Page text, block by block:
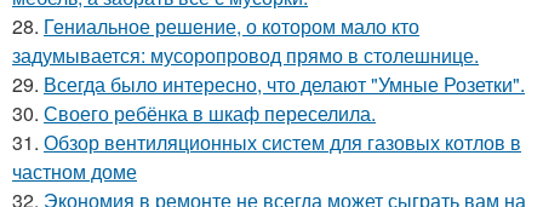
28. Гениальное решение, о котором мало кто
задумывается: мусоропровод прямо в столешнице.
29. Всегда было интересно, что делают "Умные Розетки".
30. Своего ребёнка в шкаф переселила.
31. Обзор вентиляционных систем для газовых котлов в
частном доме
32. Экономия в ремонте не всегда может сыграть вам на